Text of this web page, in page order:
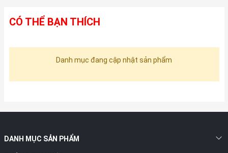
CÓ THỂ BẠN THÍCH
Danh mục đang cập nhật sản phẩm
DANH MỤC SẢN PHẨM